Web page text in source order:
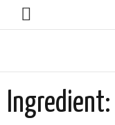
Ingredient: